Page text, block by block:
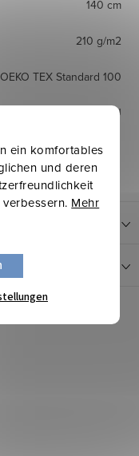
ein komfortables
und deren
Mehr
140 cm
210 g/m2
OEKO TEX Standard 100
EU